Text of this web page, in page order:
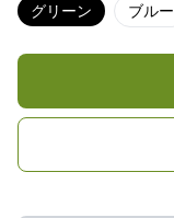
グリーン ブルー